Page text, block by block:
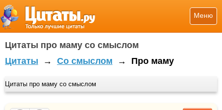
Меню
Цитаты про маму со смыслом
Цитаты → Со смыслом → Про маму
Цитаты про маму со смыслом